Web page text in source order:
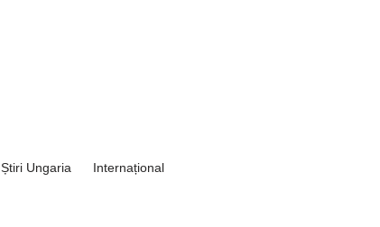
Știri Ungaria
Internațional